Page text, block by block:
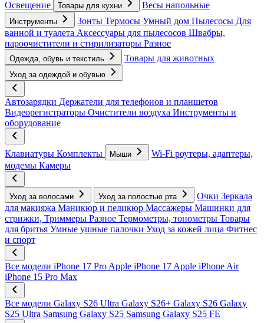
Освещение Товары для кухни Весы напольные
Инструменты Зонты Термосы Умный дом Пылесосы Для
ванной и туалета Аксессуары для пылесосов Швабры,
пароочистители и стирилизаторы Разное
Одежда, обувь и текстиль Товары для животных
Уход за одеждой и обувью
Автозарядки Держатели для телефонов и планшетов
Видеорегистраторы Очистители воздуха Инструменты и
оборудование
Клавиатуры Комплекты Мыши
Wi-Fi роутеры, адаптеры,
модемы Камеры
Уход за волосами Уход за полостью рта Очки Зеркала
для макияжа Маникюр и педикюр Массажеры Машинки для
стрижки, Триммеры Разное Термометры, тонометры Товары
для бритья Умные ушные палочки Уход за кожей лица Фитнес
и спорт
Все модели iPhone 17 Pro Apple iPhone 17 Apple iPhone Air
iPhone 15 Pro Max
Все модели Galaxy S26 Ultra Galaxy S26+ Galaxy S26 Galaxy
S25 Ultra Samsung Galaxy S25 Samsung Galaxy S25 FE